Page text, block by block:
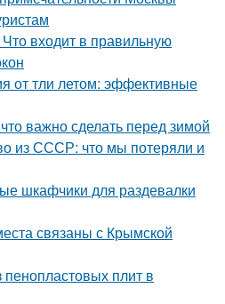
входит в правильную
от тли летом: эффективные
важно сделать перед зимой
из СССР: что мы потеряли и
шкафчики для раздевалки
связаны с Крымской
плит в